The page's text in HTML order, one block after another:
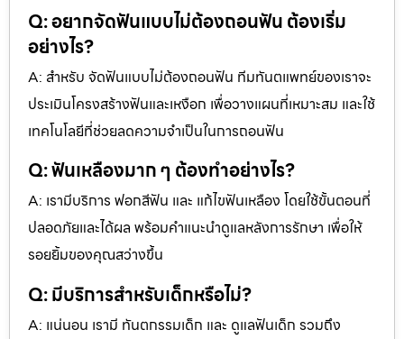
Q: อยากจัดฟันแบบไม่ต้องถอนฟัน ต้องเริ่ม
อย่างไร?
A: สำหรับ จัดฟันแบบไม่ต้องถอนฟัน ทีมทันตแพทย์ของเราจะ
ประเมินโครงสร้างฟันและเหงือก เพื่อวางแผนที่เหมาะสม และใช้
เทคโนโลยีที่ช่วยลดความจำเป็นในการถอนฟัน
Q: ฟันเหลืองมาก ๆ ต้องทำอย่างไร?
A: เรามีบริการ ฟอกสีฟัน และ แก้ไขฟันเหลือง โดยใช้ขั้นตอนที่
ปลอดภัยและได้ผล พร้อมคำแนะนำดูแลหลังการรักษา เพื่อให้
รอยยิ้มของคุณสว่างขึ้น
Q: มีบริการสำหรับเด็กหรือไม่?
A: แน่นอน เรามี ทันตกรรมเด็ก และ ดูแลฟันเด็ก รวมถึง